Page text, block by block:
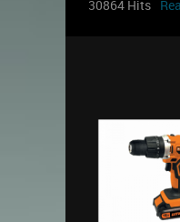
30864 Hits